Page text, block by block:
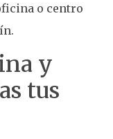
o centro
y
tus